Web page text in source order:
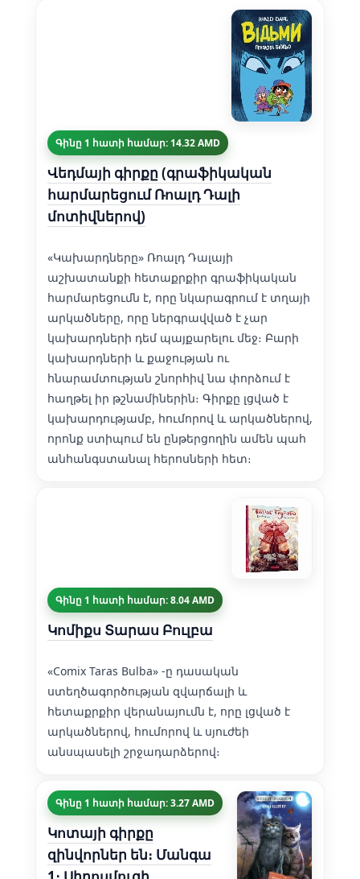
Գինը 1 հատի համար: 14.32 AMD
Վեդմայի գիրքը (գրաֆիկական
հարմարեցում Ռոալդ Դալի
մոտիվներով)
«Կախարդները» Ռոալդ Դալայի
աշխատանքի հետաքրքիր գրաֆիկական
հարմարեցումն է, որը նկարագրում է տղայի
արկածները, որը ներգրավված է չար
կախարդների դեմ պայքարելու մեջ։ Բարի
կախարդների և քաջության ու
հնարամտության շնորհիվ նա փորձում է
հաղթել իր թշնամիներին։ Գիրքը լցված է
կախարդությամբ, հումորով և արկածներով,
որոնք ստիպում են ընթերցողին ամեն պահ
անհանգստանալ հերոսների հետ։
Գինը 1 հատի համար: 8.04 AMD
Կոմիքս Տարաս Բուլբա
«Comix Taras Bulba» -ը դասական
ստեղծագործության զվարճալի և
հետաքրքիր վերանայումն է, որը լցված է
արկածներով, հումորով և սյուժեի
անսպասելի շրջադարձերով։
Գինը 1 հատի համար: 3.27 AMD
Կոտայի գիրքը
զինվորներ են։ Մանգա